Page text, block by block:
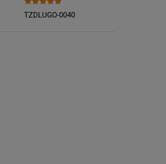
TZDLUGO-0040